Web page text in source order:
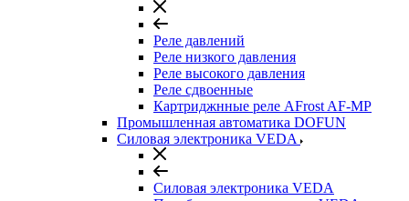
Реле давлений
Реле низкого давления
Реле высокого давления
Реле сдвоенные
Картриджнные реле AFrost AF-MP
Промышленная автоматика DOFUN
Силовая электроника VEDA
Силовая электроника VEDA